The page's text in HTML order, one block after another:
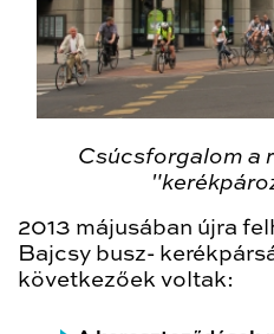
Csúcsforgalom a
2013 májusában újra
Bajcsy busz-
következőek voltak: